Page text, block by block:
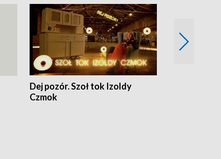
Dej pozór. Szoł tok Izoldy
Czmok